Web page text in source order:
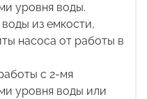
уровня воды.
воды из емкости,
насоса от работы в
с 2-мя
уровня воды или